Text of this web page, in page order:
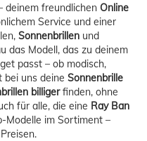
deinem freundlichen Online
Service und einer
Sonnenbrillen und
das Modell, das zu deinem
passt – ob modisch,
bei uns deine Sonnenbrille
billigerfinden, ohne
für alle, die eine Ray Ban
Modelle im Sortiment –